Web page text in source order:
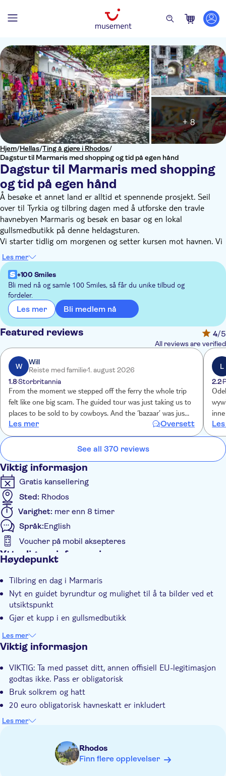
Hjem/Hellas/Ting å gjøre i Rhodos/
Dagstur til Marmaris med shopping og tid på egen hånd
Dagstur til Marmaris med shopping
og tid på egen hånd
+ 8
Å besøke et annet land er alltid et spennende prosjekt. Seil
over til Tyrkia og tilbring dagen med å utforske den travle
havnebyen Marmaris og besøk en basar og en lokal
gullsmedbutikk på denne heldagsturen.
Vi starter tidlig om morgenen og setter kursen mot havnen. Vi
seiler over til Tyrkia og kommer akkurat i tide til en guidet
byrundtur og et raskt stopp ved et panoramautsiktspunkt for å
ta noen vakre bilder av Marmaris. Deretter går turen videre til
den lokale gullsmedbutikken der du kan øve deg på å prute.
Du vil også få tid til å utforske den gamle bydelen med sine
trange gater og basar. Her er det stappfullt av varer, og det er
et ypperlig sted å kjøpe med seg suvenirer hjem. Ingen tur til
Tyrkia er komplett uten muligheten til å smake på lokale
delikatesser som Turkish delight eller tradisjonell te. Etter all
shoppingen er det tid for en avslappende båttur tilbake til
Rhodos sent på ettermiddagen.
Les mer
+100 Smiles
Bli med nå og samle 100 Smiles, så får du unike tilbud og
fordeler.
Les mer Bli medlem nå
Featured reviews 4/5
All reviews are verified
W
Will
Reiste med familie1. august 2026
1.8Storbritannia
From the moment we stepped off the ferry the whole trip
felt like one big scam. The guided tour was just taking us to
places to be sold to by cowboys. And the ‘bazaar’ was just a
collection of seedy shops selling fake goods. The fact the
meeting point happened to be in one of these shops shows
the level of corruption involved. Bearing in mind the fake
goods trade is run by organised criminals, I was shocked
that TUI would associate itself with such a brazen racket.
Les mer Oversett
L
2.2
See all 370 reviews
Viktig informasjon
Gratis kansellering
Sted: Rhodos
Varighet: mer enn 8 timer
Språk:English
Voucher på mobil aksepteres
Ytterligere informasjon
Elektronisk billett
Hotel pick up
Høydepunkt
Tilbring en dag i Marmaris
Nyt en guidet byrundtur og mulighet til å ta bilder ved et
utsiktspunkt
Gjør et kupp i en gullsmedbutikk
Les mer
Viktig informasjon
VIKTIG: Ta med passet ditt, annen offisiell EU-legitimasjon
godtas ikke. Pass er obligatorisk
Bruk solkrem og hatt
20 euro obligatorisk havneskatt er inkludert
Utflukten varer rundt 12 timer totalt, inkludert
Ekstra penger til fornøyelser eller drikke
Mat og drikke er ikke inkludert
Les mer
Rhodos
Finn flere opplevelser